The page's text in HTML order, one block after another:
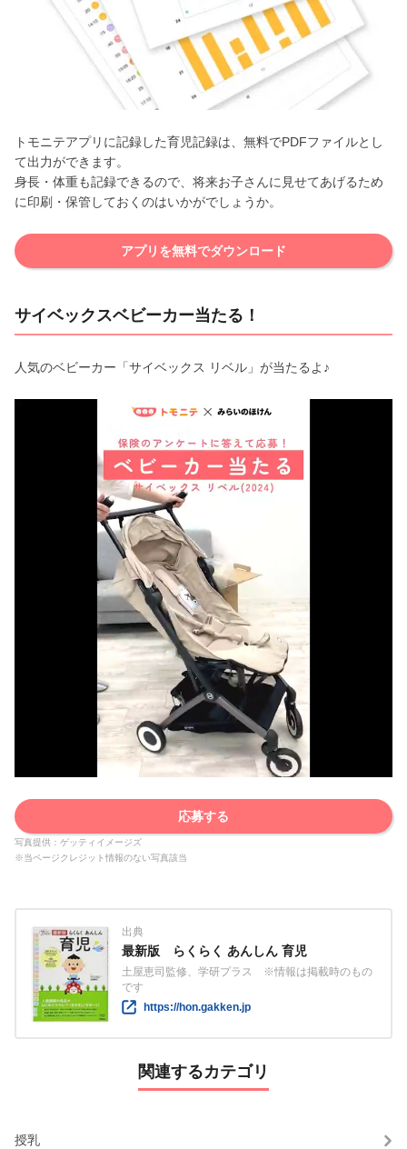
トモニテアプリに記録した育児記録は、無料でPDFファイルとし
て出力ができます。
身長・体重も記録できるので、将来お子さんに見せてあげるため
に印刷・保管しておくのはいかがでしょうか。
アプリを無料でダウンロード
サイベックスベビーカー当たる！
人気のベビーカー「サイベックス リベル」が当たるよ♪
応募する
写真提供：ゲッティイメージズ
※当ページクレジット情報のない写真該当
出典
最新版 らくらく あんしん 育児
土屋恵司監修、学研プラス ※情報は掲載時のもの
です
https://hon.gakken.jp
関連するカテゴリ
授乳